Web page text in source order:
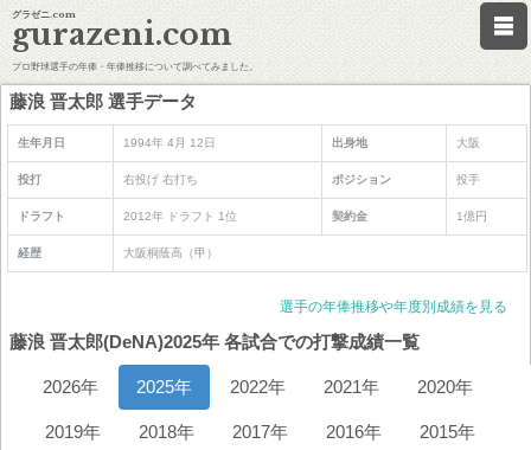
グラゼニ.com
gurazeni.com
プロ野球選手の年俸・年俸推移について調べてみました。
藤浪 晋太郎 選手データ
生年月日 1994年 4月 12日 出身地 大阪
投打 右投げ 右打ち ポジション 投手
ドラフト 2012年 ドラフト 1位 契約金 1億円
経歴 大阪桐蔭高（甲）
選手の年俸推移や年度別成績を見る
藤浪 晋太郎(DeNA)2025年 各試合での打撃成績一覧
2026年 2025年 2022年 2021年 2020年
2019年 2018年 2017年 2016年 2015年